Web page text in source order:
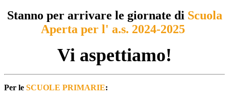
Stanno per arrivare le giornate di Scuola
Aperta per l' a.s. 2024-2025
Vi aspettiamo!
Per le SCUOLE PRIMARIE: